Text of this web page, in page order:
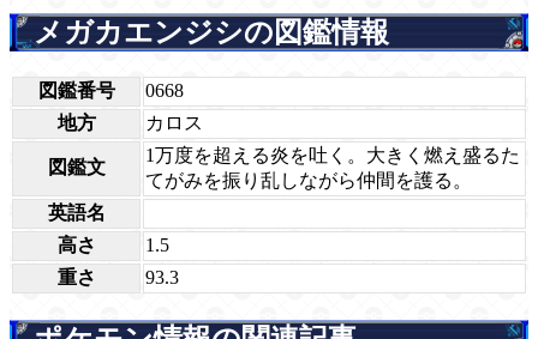
メガカエンジシの図鑑情報
図鑑番号
0668
地方
カロス
図鑑文
1万度を超える炎を吐く。大きく燃え盛るた
てがみを振り乱しながら仲間を護る。
英語名
高さ
1.5
重さ
93.3